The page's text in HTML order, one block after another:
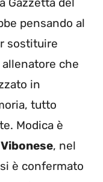
pensando al
sostituire
che
in
tutto
Modica è
Vibonese, nel
è confermato